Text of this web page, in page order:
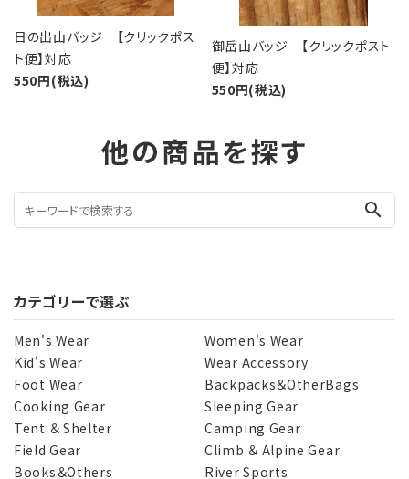
日の出山バッジ 【クリックポス
ト便】対応
550円(税込)
御岳山バッジ 【クリックポスト
便】対応
550円(税込)
他の商品を探す
search
カテゴリーで選ぶ
Men's Wear
Women's Wear
Kid's Wear
Wear Accessory
Foot Wear
Backpacks＆OtherBags
Cooking Gear
Sleeping Gear
Tent ＆ Shelter
Camping Gear
Field Gear
Climb ＆ Alpine Gear
Books＆Others
River Sports